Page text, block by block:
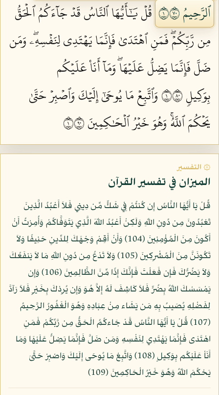
ٱلرَّحِيمُ ١٠٧
قُلۡ يَٰٓأَيُّهَا ٱلنَّاسُ قَدۡ جَآءَكُمُ ٱلۡحَقُّ
مِن رَّبِّكُمۡۖ فَمَنِ ٱهۡتَدَىٰ فَإِنَّمَا يَهۡتَدِي لِنَفۡسِهِۦۖ وَمَن
ضَلَّ فَإِنَّمَا يَضِلُّ عَلَيۡهَاۖ وَمَآ أَنَا۠ عَلَيۡكُم
بِوَكِيلٖ ١٠٨
وَٱتَّبِعۡ مَا يُوحَىٰٓ إِلَيۡكَ وَٱصۡبِرۡ حَتَّىٰ
يَحۡكُمَ ٱللَّهُۚ وَهُوَ خَيۡرُ ٱلۡحَٰكِمِينَ ١٠٩
۞ التفسير
الميزان في تفسير القرآن
قُلْ يَا أَيُّهَا النَّاسُ إِن كُنتُمْ فِي شَكٍّ مِّن دِينِي فَلاَ أَعْبُدُ الَّذِينَ
تَعْبُدُونَ مِن دُونِ اللّهِ وَلَكِنْ أَعْبُدُ اللّهَ الَّذِي يَتَوَفَّاكُمْ وَأُمِرْتُ أَنْ
أَكُونَ مِنَ الْمُؤْمِنِينَ (104) وَأَنْ أَقِمْ وَجْهَكَ لِلدِّينِ حَنِيفًا وَلاَ
تَكُونَنَّ مِنَ الْمُشْرِكِينَ (105) وَلاَ تَدْعُ مِن دُونِ اللّهِ مَا لاَ يَنفَعُكَ
وَلاَ يَضُرُّكَ فَإِن فَعَلْتَ فَإِنَّكَ إِذًا مِّنَ الظَّالِمِينَ (106) وَإِن
يَمْسَسْكَ اللّهُ بِضُرٍّ فَلاَ كَاشِفَ لَهُ إِلاَّ هُوَ وَإِن يُرِدْكَ بِخَيْرٍ فَلاَ رَآدَّ
لِفَضْلِهِ يُصَيبُ بِهِ مَن يَشَاء مِنْ عِبَادِهِ وَهُوَ الْغَفُورُ الرَّحِيمُ
(107) قُلْ يَا أَيُّهَا النَّاسُ قَدْ جَاءكُمُ الْحَقُّ مِن رَّبِّكُمْ فَمَنِ
اهْتَدَى فَإِنَّمَا يَهْتَدِي لِنَفْسِهِ وَمَن ضَلَّ فَإِنَّمَا يَضِلُّ عَلَيْهَا وَمَا
أَنَاْ عَلَيْكُم بِوَكِيلٍ (108) وَاتَّبِعْ مَا يُوحَى إِلَيْكَ وَاصْبِرْ حَتَّىَ
يَحْكُمَ اللّهُ وَهُوَ خَيْرُ الْحَاكِمِينَ (109)